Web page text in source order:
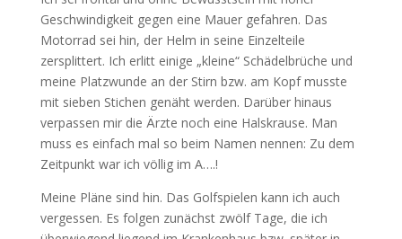
Geschwindigkeit gegen eine Mauer gefahren. Das
Motorrad sei hin, der Helm in seine Einzelteile
zersplittert. Ich erlitt einige „kleine“ Schädelbrüche und
meine Platzwunde an der Stirn bzw. am Kopf musste
mit sieben Stichen genäht werden. Darüber hinaus
verpassen mir die Ärzte noch eine Halskrause. Man
muss es einfach mal so beim Namen nennen: Zu dem
Zeitpunkt war ich völlig im A….!
Meine Pläne sind hin. Das Golfspielen kann ich auch
vergessen. Es folgen zunächst zwölf Tage, die ich